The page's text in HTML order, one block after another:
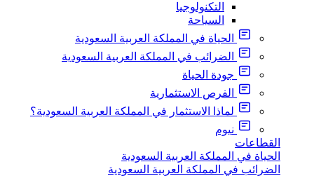
التكنولوجيا
السياحة
الحياة في المملكة العربية السعودية
الضرائب في المملكة العربية السعودية
جودة الحياة
الفرص الاستثمارية
لماذا الاستثمار في المملكة العربية السعودية؟
نيوم
القطاعات
الحياة في المملكة العربية السعودية
الضرائب في المملكة العربية السعودية